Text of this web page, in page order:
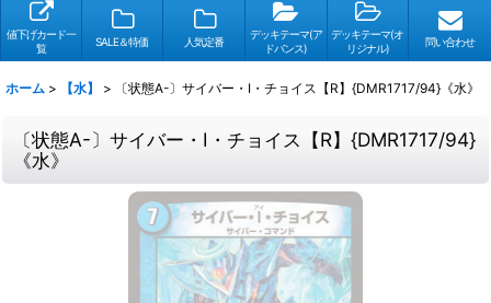
値下げカード一
覧
SALE＆特価 人気定番
デッキテーマ(ア
ドバンス)
デッキテーマ(オ
リジナル)
問い合わせ
ホーム > 【水】 > 〔状態A-〕サイバー・I・チョイス【R】{DMR1717/94}《水》
〔状態A-〕サイバー・I・チョイス【R】{DMR1717/94}
《水》